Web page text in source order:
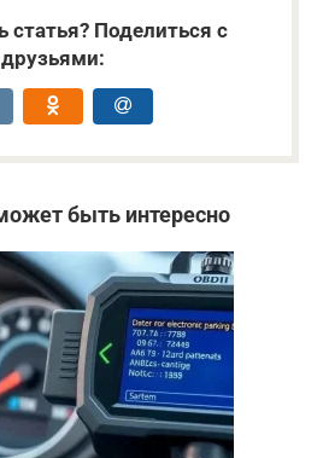
статья? Поделиться с
друзьями:
быть интересно